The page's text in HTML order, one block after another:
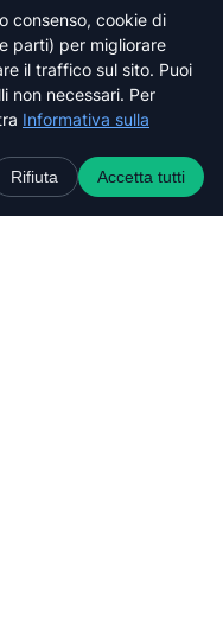
consenso, cookie di
parti) per migliorare
il traffico sul sito. Puoi
non necessari. Per
Informativa sulla
Rifiuta Accetta tutti